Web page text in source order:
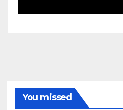
You missed